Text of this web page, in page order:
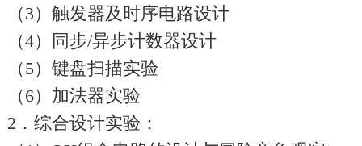
（3）触发器及时序电路设计
（4）同步/异步计数器设计
（5）键盘扫描实验
（6）加法器实验
2．综合设计实验：